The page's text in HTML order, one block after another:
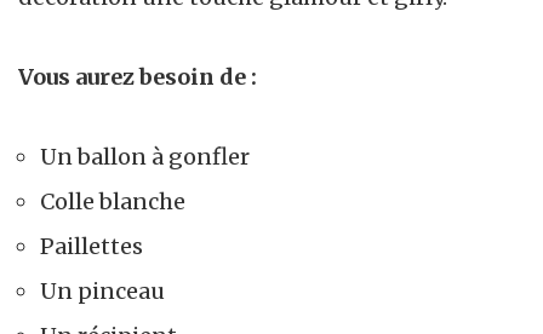
Vous aurez besoin de :
Un ballon à gonfler
Colle blanche
Paillettes
Un pinceau